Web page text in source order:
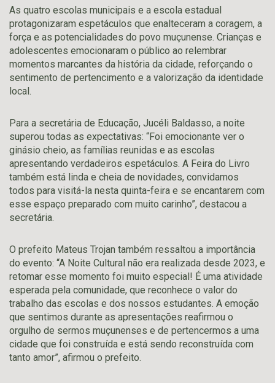
As quatro escolas municipais e a escola estadual
protagonizaram espetáculos que enalteceram a coragem, a
força e as potencialidades do povo muçunense. Crianças e
adolescentes emocionaram o público ao relembrar
momentos marcantes da história da cidade, reforçando o
sentimento de pertencimento e a valorização da identidade
local.
Para a secretária de Educação, Jucéli Baldasso, a noite
superou todas as expectativas: “Foi emocionante ver o
ginásio cheio, as famílias reunidas e as escolas
apresentando verdadeiros espetáculos. A Feira do Livro
também está linda e cheia de novidades, convidamos
todos para visitá-la nesta quinta-feira e se encantarem com
esse espaço preparado com muito carinho”, destacou a
secretária.
O prefeito Mateus Trojan também ressaltou a importância
do evento: “A Noite Cultural não era realizada desde 2023, e
retomar esse momento foi muito especial! É uma atividade
esperada pela comunidade, que reconhece o valor do
trabalho das escolas e dos nossos estudantes. A emoção
que sentimos durante as apresentações reafirmou o
orgulho de sermos muçunenses e de pertencermos a uma
cidade que foi construída e está sendo reconstruída com
tanto amor”, afirmou o prefeito.